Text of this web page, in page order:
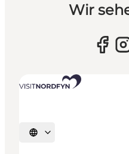
Wir
Sprache auswählen